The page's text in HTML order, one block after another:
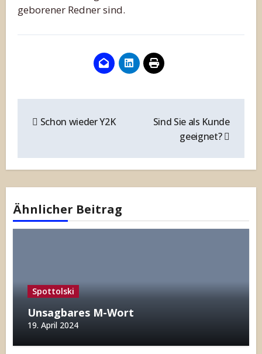
geborener Redner sind.
Schon wieder Y2K
Sind Sie als Kunde
geeignet?
Ähnlicher Beitrag
Spottolski
Unsagbares M-Wort
19. April 2024